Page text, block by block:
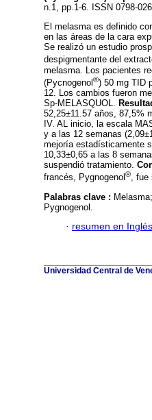
n.1, pp.1-6. ISSN 0798-
El melasma es definido
en las áreas de la cara
Se realizó un estudio
despigmentante del
melasma. Los pacientes
(Pycnogenol ®) 50 mg TID
12. Los cambios fueron
Sp-MELASQUOL.
52,25±11.57 años, 87,5%
IV. AL inicio, la escala
y a las 12 semanas
mejoría estadísticamente
10,33±0,65 a las 8
suspendió tratamiento.
francés, Pygnogenol ®, fue
Palabras clave :
Pygnogenol.
· resumen en Inglés
Universidad Central de